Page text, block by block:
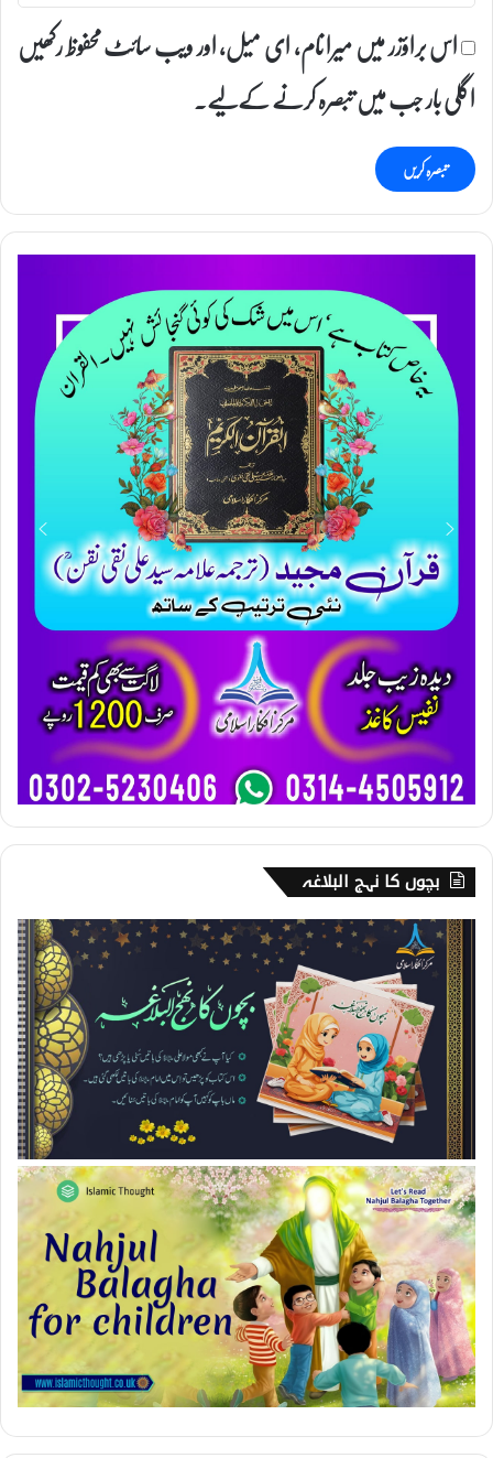
اس براؤزر میں میرا نام، ای میل، اور ویب سائٹ محفوظ رکھیں
اگلی بار جب میں تبصرہ کرنے کےلیے۔
بچوں کا نہج البلاغہ